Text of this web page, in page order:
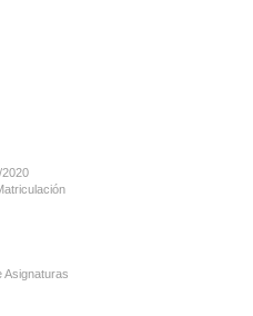
2020
Asignaturas